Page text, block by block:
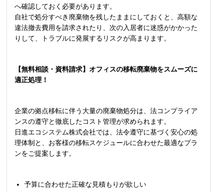
へ確認しておく必要があります。
自社で処分すべき廃棄物を残したままにしておくと、高額な
違法撤去費用を請求されたり、次の入居者に迷惑がかかった
りして、トラブルに発展するリスクが高まります。
【無料相談・資料請求】オフィスの移転廃棄物をスムーズに
適正処理！
企業の拠点移転に伴う大量の廃棄物処分は、法コンプライア
ンスの遵守と徹底したコスト管理が求められます。
日進エコシステム株式会社では、法令遵守に基づく安心の処
理体制と、お客様の移転スケジュールに合わせた最適なプラ
ンをご提案します。
予算に合わせた正確な見積もりが欲しい